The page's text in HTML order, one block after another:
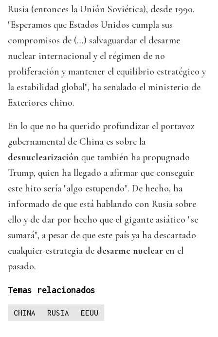
Rusia (entonces la Unión Soviética), desde 1990.
"Esperamos que Estados Unidos cumpla sus
compromisos de (...) salvaguardar el desarme
nuclear internacional y el régimen de no
proliferación y mantener el equilibrio estratégico y
la estabilidad global", ha señalado el ministerio de
Exteriores chino.
En lo que no ha querido profundizar el portavoz
gubernamental de China es sobre la
desnuclearización que también ha propugnado
Trump, quien ha llegado a afirmar que conseguir
este hito sería "algo estupendo". De hecho, ha
informado de que está hablando con Rusia sobre
ello y de dar por hecho que el gigante asiático "se
sumará", a pesar de que este país ya ha descartado
cualquier estrategia de desarme nuclear en el
pasado.
Temas relacionados
CHINA RUSIA EEUU